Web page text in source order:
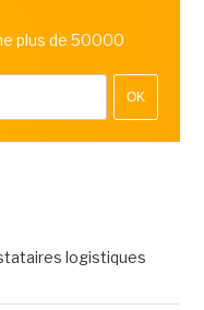
plus de 50000
OK
logistiques